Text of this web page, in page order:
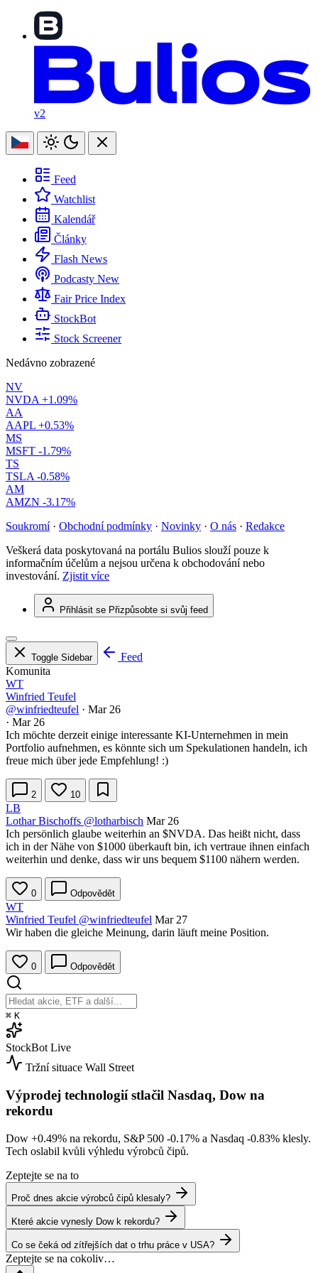
v2
Feed
Watchlist
Kalendář
Články
Flash News
Podcasty New
Fair Price Index
StockBot
Stock Screener
Nedávno zobrazené
NV
NVDA +1.09%
AA
AAPL +0.53%
MS
MSFT -1.79%
TS
TSLA -0.58%
AM
AMZN -3.17%
Soukromí · Obchodní podmínky · Novinky · O nás · Redakce
Veškerá data poskytovaná na portálu Bulios slouží pouze k
informačním účelům a nejsou určena k obchodování nebo
investování. Zjistit více
Přihlásit se Přizpůsobte si svůj feed
Toggle Sidebar
Feed
Komunita
WT
Winfried Teufel
@winfriedteufel · Mar 26
· Mar 26
Ich möchte derzeit einige interessante KI-Unternehmen in mein
Portfolio aufnehmen, es könnte sich um Spekulationen handeln, ich
freue mich über jede Empfehlung! :)
2 10
LB
Lothar Bischoffs @lotharbisch Mar 26
Ich persönlich glaube weiterhin an $NVDA. Das heißt nicht, dass
ich in der Nähe von $1000 überkauft bin, ich vertraue ihnen einfach
weiterhin und denke, dass wir uns bequem $1100 nähern werden.
0 Odpovědět
WT
Winfried Teufel @winfriedteufel Mar 27
Wir haben die gleiche Meinung, darin läuft meine Position.
0 Odpovědět
⌘ K
StockBot Live
Tržní situace Wall Street
Výprodej technologií stlačil Nasdaq, Dow na
rekordu
Dow +0.49% na rekordu, S&P 500 -0.17% a Nasdaq -0.83% klesly.
Tech oslabil kvůli výhledu výrobců čipů.
Zeptejte se na to
Proč dnes akcie výrobců čipů klesaly?
Které akcie vynesly Dow k rekordu?
Co se čeká od zítřejších dat o trhu práce v USA?